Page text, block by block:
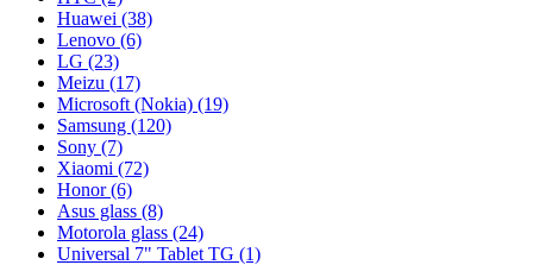
Huawei (38)
Lenovo (6)
LG (23)
Meizu (17)
Microsoft (Nokia) (19)
Samsung (120)
Sony (7)
Xiaomi (72)
Honor (6)
Asus glass (8)
Motorola glass (24)
Universal 7" Tablet TG (1)